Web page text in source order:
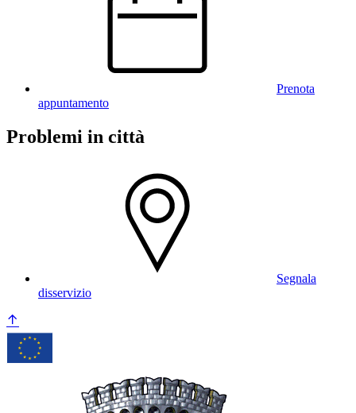
Prenota
appuntamento
Problemi in città
Segnala
disservizio